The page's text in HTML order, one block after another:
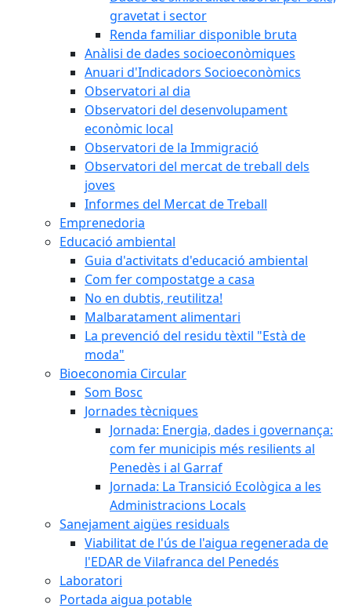
gravetat i sector
Renda familiar disponible bruta
Anàlisi de dades socioeconòmiques
Anuari d'Indicadors Socioeconòmics
Observatori al dia
Observatori del desenvolupament
econòmic local
Observatori de la Immigració
Observatori del mercat de treball dels
joves
Informes del Mercat de Treball
Emprenedoria
Educació ambiental
Guia d'activitats d'educació ambiental
Com fer compostatge a casa
No en dubtis, reutilitza!
Malbaratament alimentari
La prevenció del residu tèxtil "Està de
moda"
Bioeconomia Circular
Som Bosc
Jornades tècniques
Jornada: Energia, dades i governança:
com fer municipis més resilients al
Penedès i al Garraf
Jornada: La Transició Ecològica a les
Administracions Locals
Sanejament aigües residuals
Viabilitat de l'ús de l'aigua regenerada de
l'EDAR de Vilafranca del Penedés
Laboratori
Portada aigua potable